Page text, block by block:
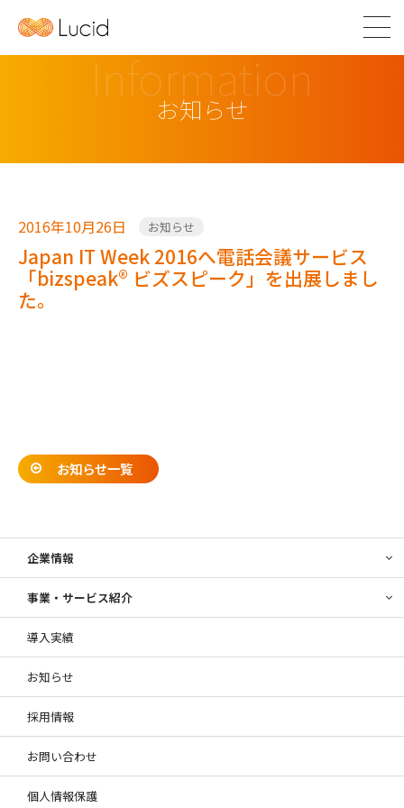
Information
お知らせ
2016年10月26日 お知らせ
Japan IT Week 2016へ電話会議サービス
「bizspeak® ビズスピーク」を出展しまし
た。
お知らせ一覧
企業情報
事業・サービス紹介
導入実績
お知らせ
採用情報
お問い合わせ
個人情報保護